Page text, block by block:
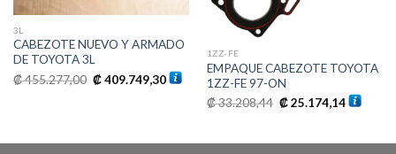
3L
CABEZOTE NUEVO Y ARMADO
DE TOYOTA 3L
₡455.277,00 El
precio
₡409.749,30El
precio
1ZZ-FE
EMPAQUE CABEZOTE TOYOTA
1ZZ-FE 97-ON
₡33.208,44 El
precio
₡ 33.208,44.
₡25.174,14El
precio
₡